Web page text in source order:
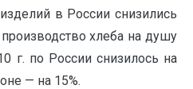
в России снизились
хлеба на душу
г. по России снизилось на
— на 15%.